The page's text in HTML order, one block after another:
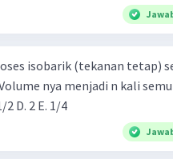
isobarik (tekanan tetap)
nya menjadi n kali
3 B. 4 C. 1/2 D. 2 E. 1/4